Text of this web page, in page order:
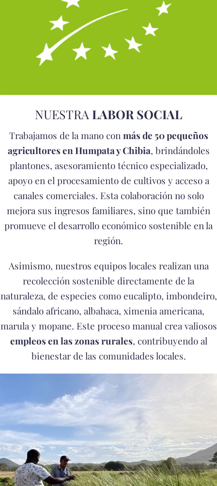
NUESTRA LABOR SOCIAL
Trabajamos de la mano con más de 50 pequeños
agricultores en Humpata y Chibia, brindándoles
plantones, asesoramiento técnico especializado,
apoyo en el procesamiento de cultivos y acceso a
canales comerciales. Esta colaboración no solo
mejora sus ingresos familiares, sino que también
promueve el desarrollo económico sostenible en la
región.
Asimismo, nuestros equipos locales realizan una
recolección sostenible directamente de la
naturaleza, de especies como eucalipto, imbondeiro,
sándalo africano, albahaca, ximenia americana,
marula y mopane. Este proceso manual crea valiosos
empleos en las zonas rurales, contribuyendo al
bienestar de las comunidades locales.